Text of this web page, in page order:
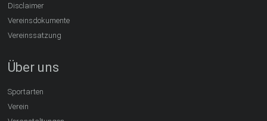
Disclaimer
Vereinsdokumente
Vereinssatzung
Über uns
Sportarten
Verein